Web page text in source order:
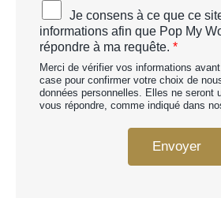
H
A
p
e
r
s
o
A
c
c
o
r
d
R
Je consens à ce que ce
informations afin que Pop My
répondre à ma requête. *
Merci de vérifier vos informations
case pour confirmer votre choix de
données personnelles. Elles ne seront
vous répondre, comme indiqué dans
Envoyer